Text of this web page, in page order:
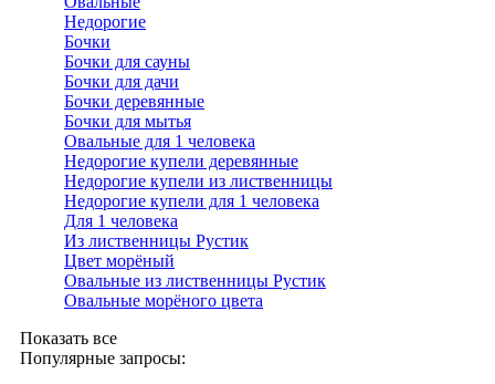
Недорогие
Бочки
Бочки для сауны
Бочки для дачи
Бочки деревянные
Бочки для мытья
Овальные для 1 человека
Недорогие купели деревянные
Недорогие купели из лиственницы
Недорогие купели для 1 человека
Для 1 человека
Из лиственницы Рустик
Цвет морёный
Овальные из лиственницы Рустик
Овальные морёного цвета
Показать все
Популярные запросы: